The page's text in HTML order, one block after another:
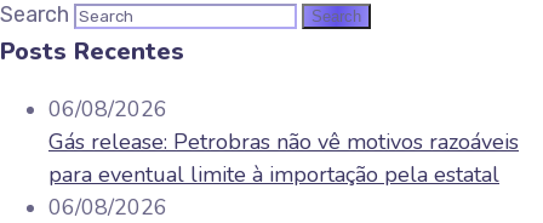
Search
Posts Recentes
06/08/2026
Gás release: Petrobras não vê motivos razoáveis
para eventual limite à importação pela estatal
06/08/2026